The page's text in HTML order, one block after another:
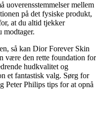
mellem
på det fysiske produkt,
at du altid tjekker
modtager.
så kan Dior Forever Skin
være den rette foundation for
hudkvalitet og
et fantastisk valg. Sørg for
Peter Philips tips for at opnå